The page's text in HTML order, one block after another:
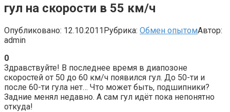
гул на скорости в 55 км/ч
Опубликовано: 12.10.2011Рубрика: Обмен опытомАвтор:
admin
0
Здравствуйте! В последнее время в диапозоне
скоростей от 50 до 60 км/ч появился гул. До 50-ти и
после 60-ти гула нет… Что может быть, подшипники?
Задние менял недавно. А сам гул идёт пока непонятно
откуда!